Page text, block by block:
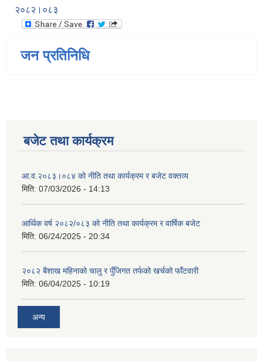
२०८२।०८३
जन प्रतिनिधि
बजेट तथा कार्यक्रम
आ.व.२०८३।०८४ को नीति तथा कार्यक्रम र बजेट वक्तव्य
मिति: 07/03/2026 - 14:13
आर्थिक वर्ष २०८२/०८३ को नीति तथा कार्यक्रम र वार्षिक बजेट
मिति: 06/24/2025 - 20:34
२०८२ बैशाख महिनाको चालु र पुँजिगत तर्फको खर्चको फाँटवारी
मिति: 06/04/2025 - 10:19
अन्य